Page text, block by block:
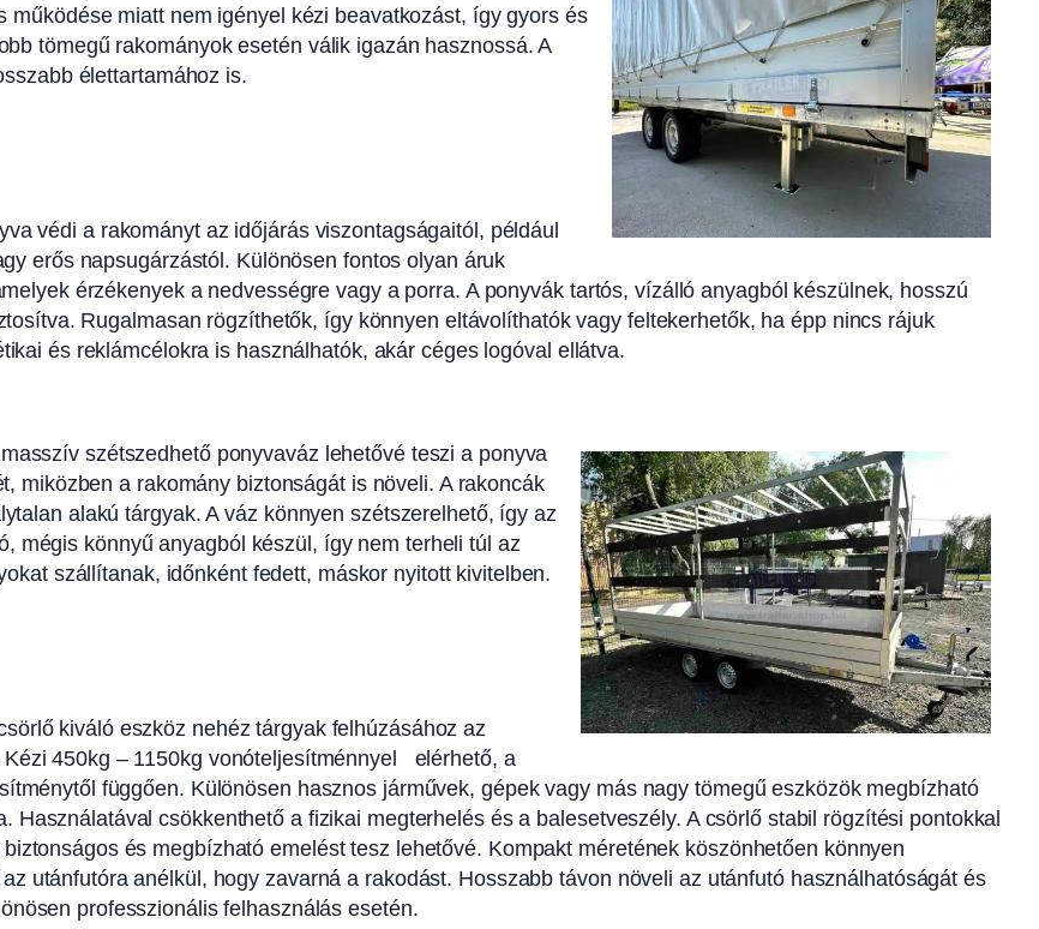
miatt nem igényel kézi beavatkozást, így gyors és
tömegű rakományok esetén válik igazán hasznossá. A
élettartamához is.
védi a rakományt az időjárás viszontagságaitól, például
erős napsugárzástól. Különösen fontos olyan áruk
érzékenyek a nedvességre vagy a porra. A ponyvák tartós, vízálló anyagból készülnek, hosszú
Rugalmasan rögzíthetők, így könnyen eltávolíthatók vagy feltekerhetők, ha épp nincs rájuk
és reklámcélokra is használhatók, akár céges logóval ellátva.
szétszedhető ponyvaváz lehetővé teszi a ponyva
miközben a rakomány biztonságát is növeli. A rakoncák
alakú tárgyak. A váz könnyen szétszerelhető, így az
mégis könnyű anyagból készül, így nem terheli túl az
szállítanak, időnként fedett, máskor nyitott kivitelben.
kiváló eszköz nehéz tárgyak felhúzásához az
Kézi 450kg – 1150kg vonóteljesítménnyel elérhető, a
függően. Különösen hasznos járművek, gépek vagy más nagy tömegű eszközök megbízható
Használatával csökkenthető a fizikai megterhelés és a balesetveszély. A csörlő stabil rögzítési pontokkal
és megbízható emelést tesz lehetővé. Kompakt méretének köszönhetően könnyen
utánfutóra anélkül, hogy zavarná a rakodást. Hosszabb távon növeli az utánfutó használhatóságát és
professzionális felhasználás esetén.